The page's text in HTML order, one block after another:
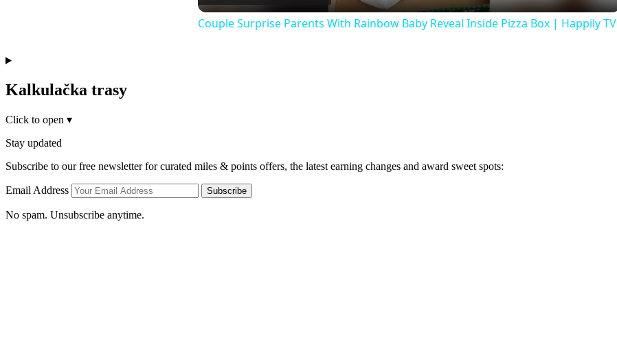
Couple Surprise Parents With Rainbow Baby Reveal Inside Pizza Box | Happily TV
Kalkulačka trasy
Click to open ▾
Stay updated
Subscribe to our free newsletter for curated miles & points offers, the latest earning changes and award sweet spots:
Email Address Subscribe
No spam. Unsubscribe anytime.